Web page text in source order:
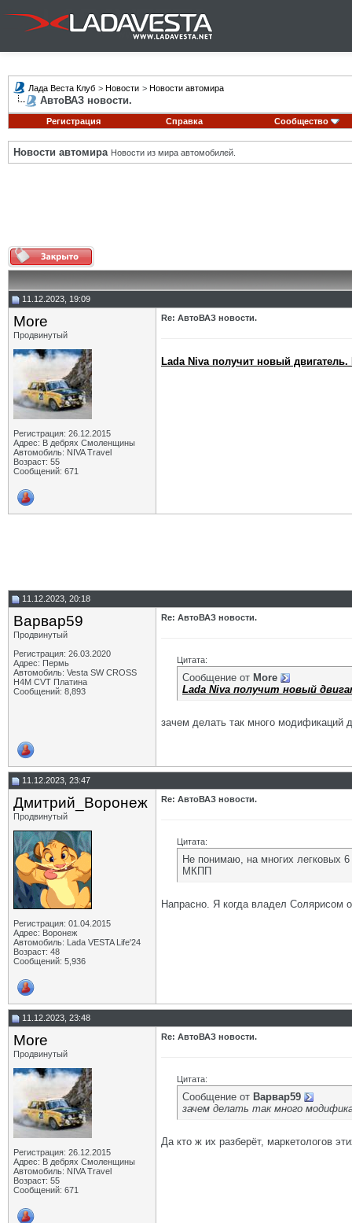
Лада Веста Клуб > Новости > Новости автомира
АвтоВАЗ новости.
Регистрация Справка Сообщество
Новости автомира Новости из мира автомобилей.
11.12.2023, 19:09
More
Продвинутый
Регистрация: 26.12.2015
Адрес: В дебрях Смоленщины
Автомобиль: NIVA Travel
Возраст: 55
Сообщений: 671
Re: АвтоВАЗ новости.
Lada Niva получит новый
11.12.2023, 20:18
Варвар59
Продвинутый
Регистрация: 26.03.2020
Адрес: Пермь
Автомобиль: Vesta SW CROSS
H4M CVT Платина
Сообщений: 8,893
Re: АвтоВАЗ новости.
Цитата:
Сообщение от More
Lada Niva получит новый
зачем делать так много модификаций
11.12.2023, 23:47
Дмитрий_Воронеж
Продвинутый
Регистрация: 01.04.2015
Адрес: Воронеж
Автомобиль: Lada VESTA Life'24
Возраст: 48
Сообщений: 5,936
Re: АвтоВАЗ новости.
Цитата:
Не понимаю, на многих легковых 6
МКПП
Напрасно. Я когда владел Солярисом
11.12.2023, 23:48
More
Продвинутый
Регистрация: 26.12.2015
Адрес: В дебрях Смоленщины
Автомобиль: NIVA Travel
Возраст: 55
Сообщений: 671
Re: АвтоВАЗ новости.
Цитата:
Сообщение от Варвар59
зачем делать так много
Да кто ж их разберёт, маркетологов